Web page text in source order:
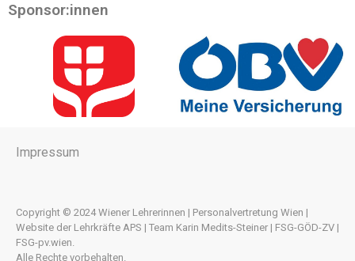
Sponsor:innen
Copyright © 2024 Wiener Lehrerinnen | Personalvertretung Wien |
Website der Lehrkräfte APS | Team Karin Medits-Steiner | FSG-GÖD-ZV |
FSG-pv.wien.
Alle Rechte vorbehalten.
Impressum